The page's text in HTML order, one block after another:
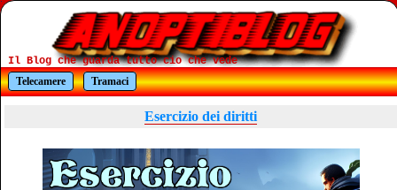
Il Blog che guarda tutto cio che vede
Telecamere
Tramaci
Esercizio dei diritti